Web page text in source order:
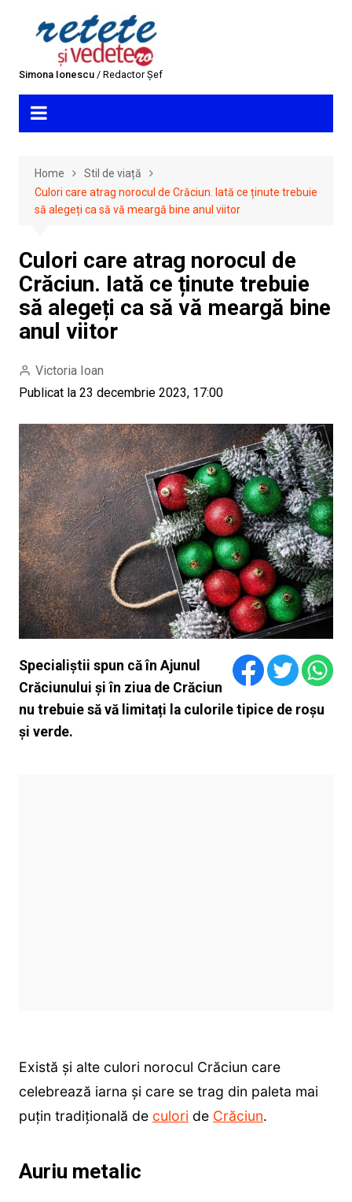
Simona Ionescu/ Redactor Șef
Home
Stil de viață
Culori care atrag norocul de Crăciun. Iată ce ținute trebuie
să alegeți ca să vă meargă bine anul viitor
Culori care atrag norocul de
Crăciun. Iată ce ținute trebuie
să alegeți ca să vă meargă bine
anul viitor
Victoria Ioan
Publicat la 23 decembrie 2023, 17:00
Specialiștii spun că în Ajunul
Crăciunului și în ziua de Crăciun
nu trebuie să vă limitați la culorile tipice de roșu
și verde.
Există și alte culori norocul Crăciun care
celebrează iarna și care se trag din paleta mai
puțin tradițională de culori de Crăciun.
Auriu metalic